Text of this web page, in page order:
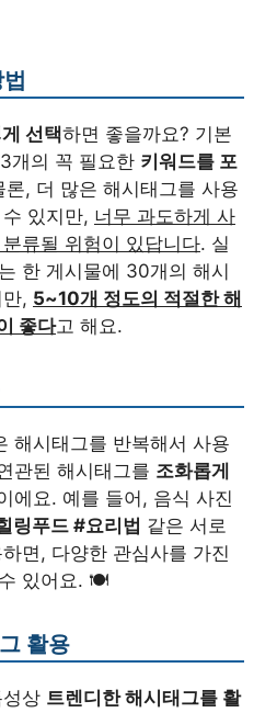
선택하면 좋을까요? 기본
개의 꼭 필요한 키워드를 포
론, 더 많은 해시태그를 사용
있지만, 너무 과도하게 사
류될 위험이 있답니다. 실
한 게시물에 30개의 해시
, 5~10개 정도의 적절한 해
좋다고 해요.
해시태그를 반복해서 사용
관된 해시태그를 조화롭게
에요. 예를 들어, 음식 사진
링푸드 #요리법 같은 서로
면, 다양한 관심사를 가진
있어요. 🍽️
활용
상 트렌디한 해시태그를 활